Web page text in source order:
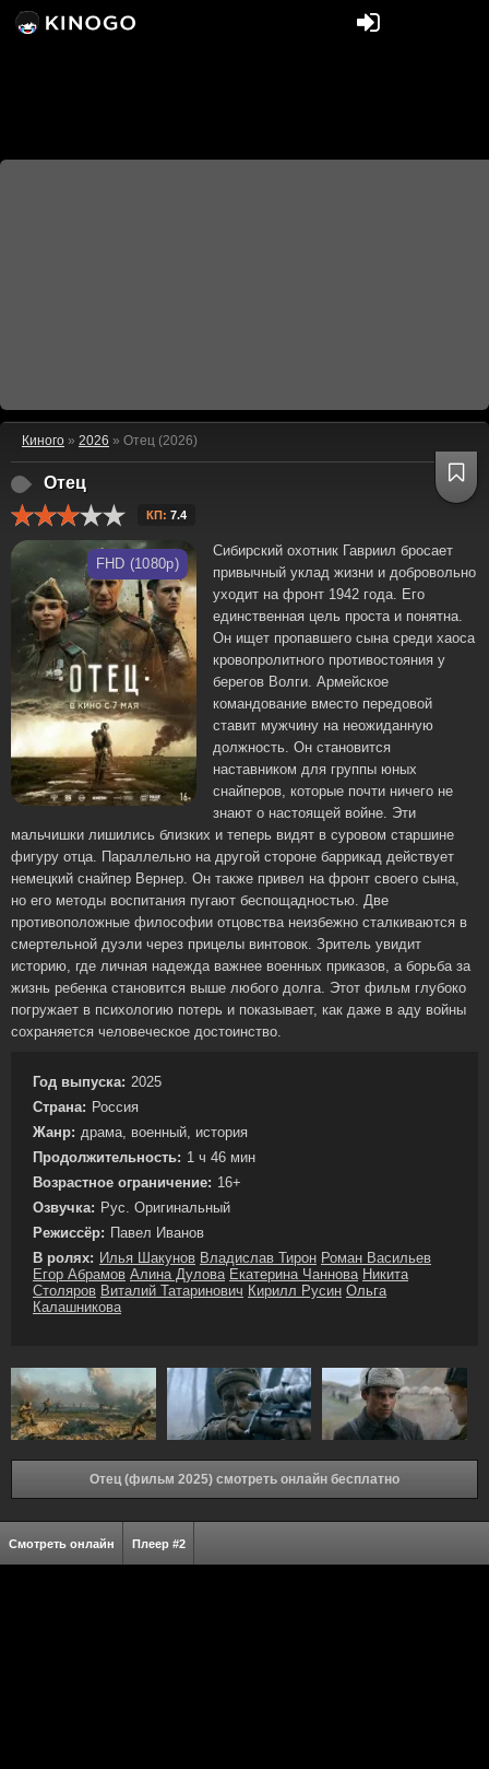
Киного » 2026 » Отец (2026)
Отец
КП: 7.4
FHD (1080p)
Сибирский охотник Гавриил бросает
привычный уклад жизни и добровольно
уходит на фронт 1942 года. Его
единственная цель проста и понятна.
Он ищет пропавшего сына среди хаоса
кровопролитного противостояния у
берегов Волги. Армейское
командование вместо передовой
ставит мужчину на неожиданную
должность. Он становится
наставником для группы юных
снайперов, которые почти ничего не
знают о настоящей войне. Эти
мальчишки лишились близких и теперь видят в суровом старшине
фигуру отца. Параллельно на другой стороне баррикад действует
немецкий снайпер Вернер. Он также привел на фронт своего сына,
но его методы воспитания пугают беспощадностью. Две
противоположные философии отцовства неизбежно сталкиваются в
смертельной дуэли через прицелы винтовок. Зритель увидит
историю, где личная надежда важнее военных приказов, а борьба за
жизнь ребенка становится выше любого долга. Этот фильм глубоко
погружает в психологию потерь и показывает, как даже в аду войны
сохраняется человеческое достоинство.
Год выпуска: 2025
Страна: Россия
Жанр: драма, военный, история
Продолжительность: 1 ч 46 мин
Возрастное ограничение: 16+
Озвучка: Рус. Оригинальный
Режиссёр: Павел Иванов
В ролях: Илья Шакунов Владислав Тирон Роман Васильев
Егор Абрамов Алина Дулова Екатерина Чаннова Никита
Столяров Виталий Татаринович Кирилл Русин Ольга
Калашникова
Отец (фильм 2025) смотреть онлайн бесплатно
Смотреть онлайн Плеер #2